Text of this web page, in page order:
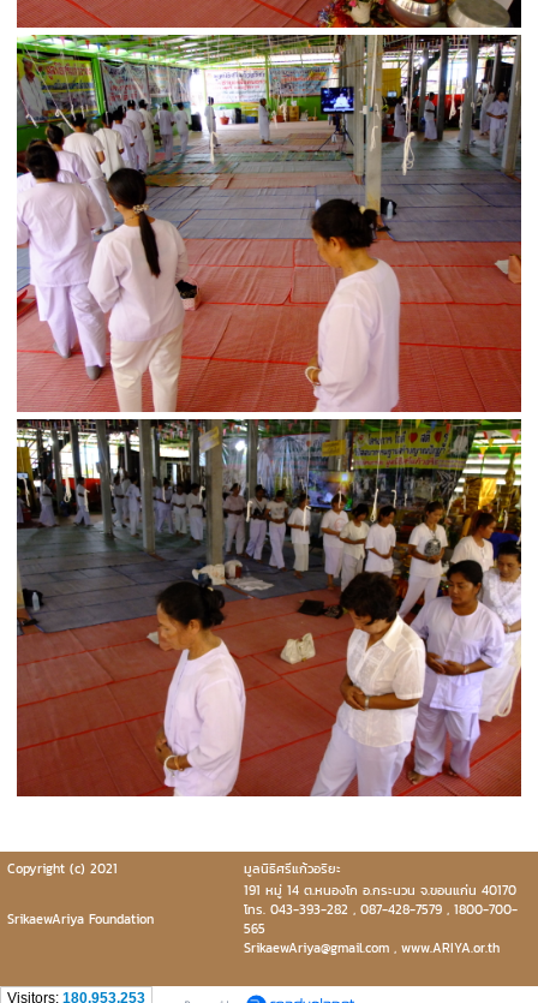
Copyright (c) 2021 มูลนิธิศรีแก้วอริยะ
SrikaewAriya Foundation
191 หมู่ 14 ต.หนองโก อ.กระนวน จ.ขอนแก่น 40170
โทร. 043-393-282 , 087-428-7579 , 1800-700-
565
SrikaewAriya@gmail.com , www.ARIYA.or.th
Visitors: 180,953,253